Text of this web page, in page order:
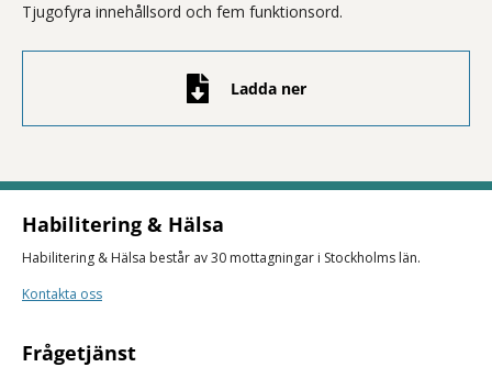
Tjugofyra innehållsord och fem funktionsord.
Ladda ner
Habilitering & Hälsa
Habilitering & Hälsa består av 30 mottagningar i Stockholms län.
Kontakta oss
Frågetjänst